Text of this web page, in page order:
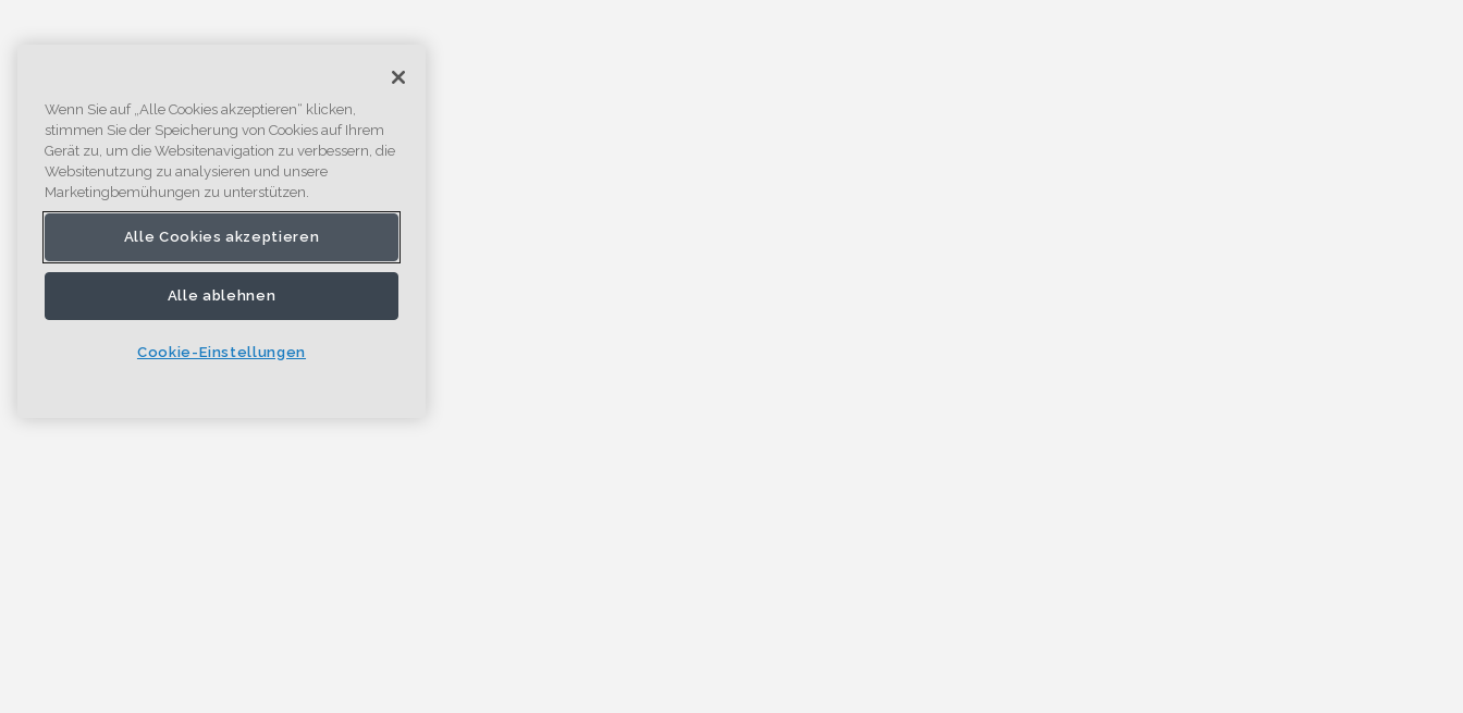
Wenn Sie auf „Alle Cookies akzeptieren“ klicken,
stimmen Sie der Speicherung von Cookies auf Ihrem
Gerät zu, um die Websitenavigation zu verbessern, die
Websitenutzung zu analysieren und unsere
Marketingbemühungen zu unterstützen.
Alle Cookies akzeptieren
Alle ablehnen
Cookie-Einstellungen